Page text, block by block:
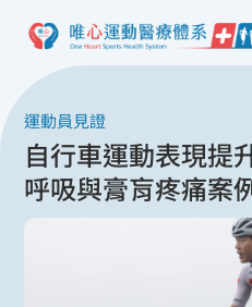
運動員見證
自行車運動表現提
呼吸與膏肓疼痛案